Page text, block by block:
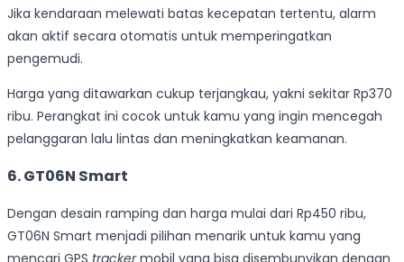
Jika kendaraan melewati batas kecepatan tertentu, alarm
akan aktif secara otomatis untuk memperingatkan
pengemudi.
Harga yang ditawarkan cukup terjangkau, yakni sekitar Rp370
ribu. Perangkat ini cocok untuk kamu yang ingin mencegah
pelanggaran lalu lintas dan meningkatkan keamanan.
6. GT06N Smart
Dengan desain ramping dan harga mulai dari Rp450 ribu,
GT06N Smart menjadi pilihan menarik untuk kamu yang
mencari GPS trackermobil yang bisa disembunyikan dengan